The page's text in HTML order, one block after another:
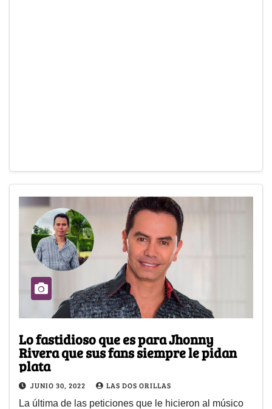
Lo fastidioso que es para Jhonny
Rivera que sus fans siempre le pidan
plata
JUNIO 30, 2022 LAS DOS ORILLAS
La última de las peticiones que le hicieron al músico